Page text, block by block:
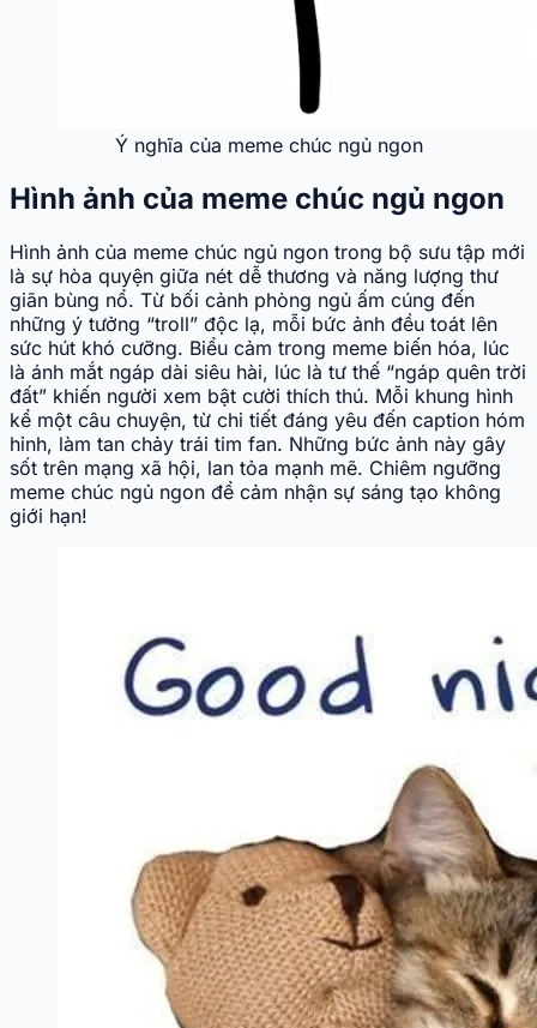
Ý nghĩa của meme chúc ngủ ngon
Hình ảnh của meme chúc ngủ ngon
Hình ảnh của meme chúc ngủ ngon trong bộ sưu tập mới
là sự hòa quyện giữa nét dễ thương và năng lượng thư
giãn bùng nổ. Từ bối cảnh phòng ngủ ấm cúng đến
những ý tưởng “troll” độc lạ, mỗi bức ảnh đều toát lên
sức hút khó cưỡng. Biểu cảm trong meme biến hóa, lúc
là ánh mắt ngáp dài siêu hài, lúc là tư thế “ngáp quên trời
đất” khiến người xem bật cười thích thú. Mỗi khung hình
kể một câu chuyện, từ chi tiết đáng yêu đến caption hóm
hỉnh, làm tan chảy trái tim fan. Những bức ảnh này gây
sốt trên mạng xã hội, lan tỏa mạnh mẽ. Chiêm ngưỡng
meme chúc ngủ ngon để cảm nhận sự sáng tạo không
giới hạn!